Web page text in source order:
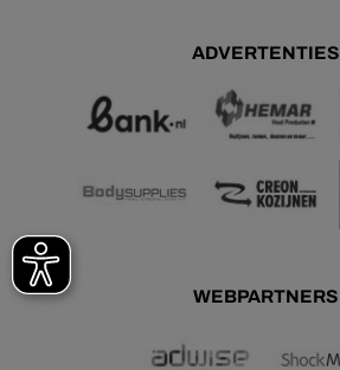
ADVERTENTIES
WEBPARTNERS